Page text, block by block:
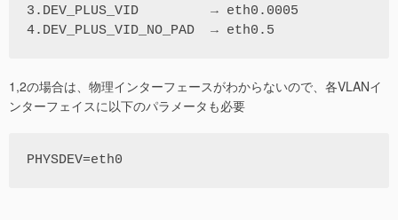
3.DEV_PLUS_VID         → eth0.0005
1,2の場合は、物理インターフェースがわからないので、各VLANイ
ンターフェイスに以下のパラメータも必要